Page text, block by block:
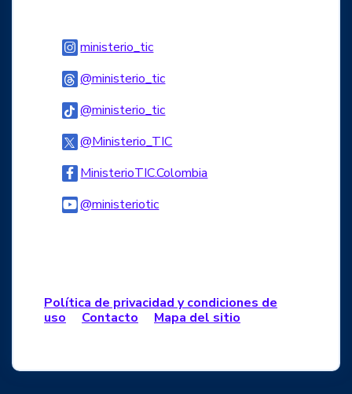
ministerio_ticLogo Instagram
@ministerio_ticLogo Threads
@ministerio_ticLogo Tiktok
@Ministerio_TICLogo Twitter
MinisterioTIC.Colombia
@ministerioticLogo Youtube
Política de privacidad y condiciones de
uso
Contacto Mapa del sitio